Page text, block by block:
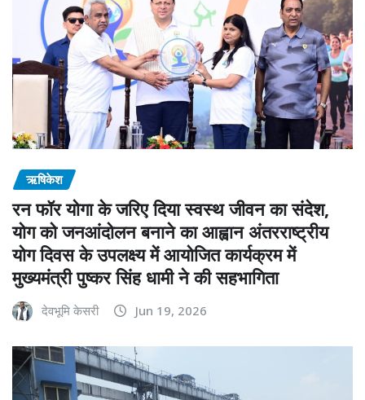
ऋषिकेश
रन फॉर योगा के जरिए दिया स्वस्थ जीवन का संदेश,
योग को जनआंदोलन बनाने का आह्वान अंतरराष्ट्रीय
योग दिवस के उपलक्ष्य में आयोजित कार्यक्रम में
मुख्यमंत्री पुष्कर सिंह धामी ने की सहभागिता
देवभूमि केसरी Jun 19, 2026